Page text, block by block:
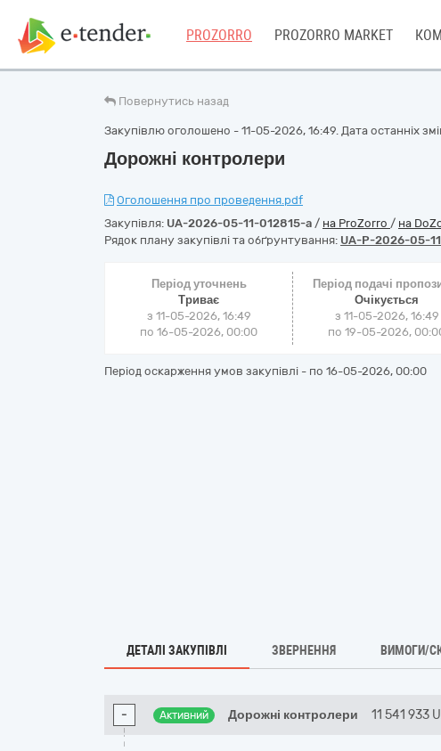
PROZORRO PROZORRO MARKET
Повернутись назад
Закупівлю оголошено - 11-05-2026, 16:49. Дата останніх
Дорожні контролери
Оголошення про проведення.pdf
Закупівля: UA-2026-05-11-012815-a / на ProZorro / на
Рядок плану закупівлі та обґрунтування: UA-P-2026-05-
Період уточнень
Триває
з 11-05-2026, 16:49
по 16-05-2026, 00:00
Період подачі
Очікується
з 11-05-2026, 16:49
по 19-05-2026,
Період оскарження умов закупівлі - по 16-05-2026, 00:00
ДЕТАЛІ ЗАКУПІВЛІ ЗВЕРНЕННЯ ВИМОГИ/
- Активний Дорожні контролери 11 541 933